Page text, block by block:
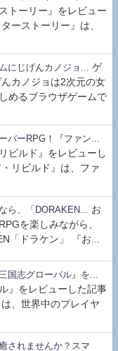
トーリー』をレビュー
ーストーリー』は、
にじげんカノジョ...
ゲ
カノジョは2次元の女
めるブラウザゲームで
バーRPG！『ファン...
ビルド』をレビューし
リビルド』は、ファ
ら、「DORAKEN...
お
を楽しみながら、
「ドラケン」 『お...
国志グローバル』を...
』をレビューした記事
、世界中のプレイヤ
されませんか？スマ